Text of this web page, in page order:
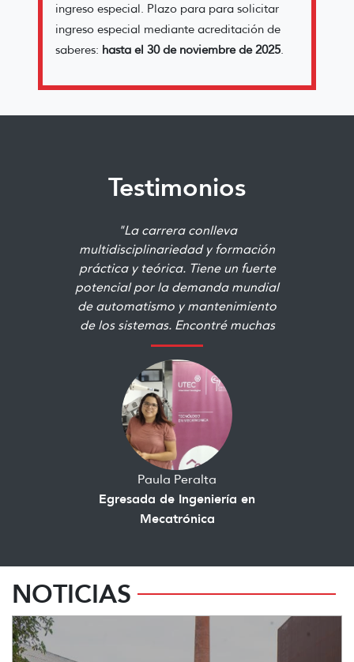
ingreso especial. Plazo para para solicitar
ingreso especial mediante acreditación de
saberes: hasta el 30 de noviembre de 2025.
Testimonios
"La carrera conlleva
multidisciplinariedad y formación
práctica y teórica. Tiene un fuerte
potencial por la demanda mundial
de automatismo y mantenimiento
de los sistemas. Encontré muchas
áreas que me gustaban y otras que
no conocía pero que me
terminaron apasionando. "
Paula Peralta
Egresada de Ingeniería en
Mecatrónica
NOTICIAS